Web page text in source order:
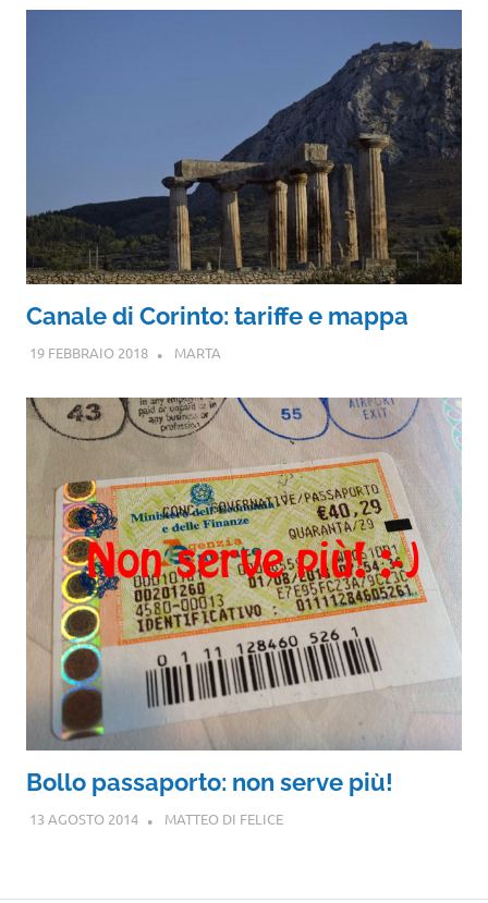
Canale di Corinto: tariffe e mappa
19 FEBBRAIO 2018 MARTA
Bollo passaporto: non serve più!
13 AGOSTO 2014 MATTEO DI FELICE